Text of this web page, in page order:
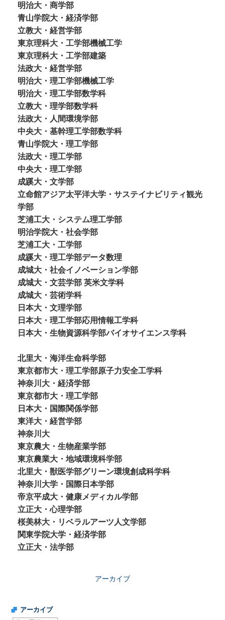
明治大・商学部
青山学院大・経済学部
立教大・経営学部
東京理科大・工学部機械工学
東京理科大・工学部建築
法政大・経営学部
明治大・理工学部機械工学
明治大・理工学部数学科
立教大・理学部数学科
法政大・人間環境学部
中央大・基幹理工学部数学科
青山学院大・理工学部
法政大・理工学部
中央大・理工学部
成蹊大・文学部
立命館アジア太平洋大学・サステイナビリティ観光
学部
芝浦工大・システム理工学部
明治学院大・社会学部
芝浦工大・工学部
成蹊大・理工学部データ数理
成城大・社会イノベーション学部
成城大・文芸学部 英米文学科
成城大・芸術学科
日本大・文理学部
日本大・理工学部応用情報工学科
日本大・生物資源科学部バイオサイエンス学科
北里大・海洋生命科学部
東京都市大・理工学部原子力安全工学科
神奈川大・経済学部
東京都市大・理工学部
日本大・国際関係学部
東洋大・経営学部
神奈川大
東京農大・生物産業学部
東京農業大・地域環境科学部
北里大・獣医学部グリーン環境創成科学科
神奈川大学・国際日本学部
帝京平成大・健康メディカル学部
立正大・心理学部
桜美林大・リベラルアーツ人文学部
関東学院大学・経済学部
立正大・法学部
アーカイブ
アーカイブ